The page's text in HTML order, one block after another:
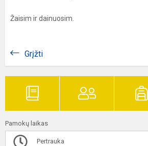
Žaisim ir dainuosim.
Grįžti
Pamokų laikas
Pertrauka